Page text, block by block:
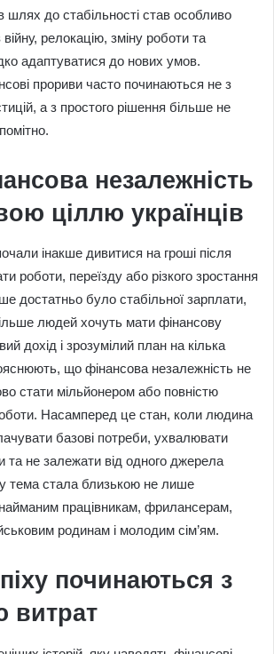
шлях до стабільності став особливо
релокацію, зміну роботи та
адаптуватися до нових умов.
прориви часто починаються не з
а з простого рішення більше не
незалежність
ціллю українців
інакше дивитися на гроші після
роботи, переїзду або різкого зростання
достатньо було стабільної зарплати,
людей хочуть мати фінансову
дохід і зрозумілий план на кілька
що фінансова незалежність не
стати мільйонером або повністю
Насамперед це стан, коли людина
базові потреби, ухвалювати
та не залежати від одного джерела
тема стала близькою не лише
працівникам, фрилансерам,
родинам і молодим сім’ям.
починаються з
витрат